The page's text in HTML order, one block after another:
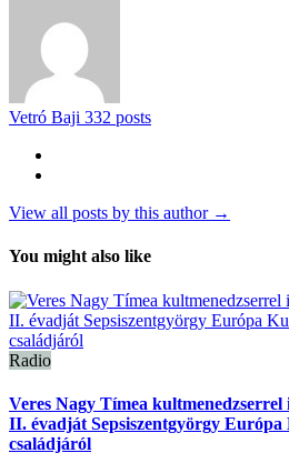
Vetró Baji 332 posts
View all posts by this author →
You might also like
Radio
Veres Nagy Tímea kultmenedzserrel
II. évadját Sepsiszentgyörgy
családjáról